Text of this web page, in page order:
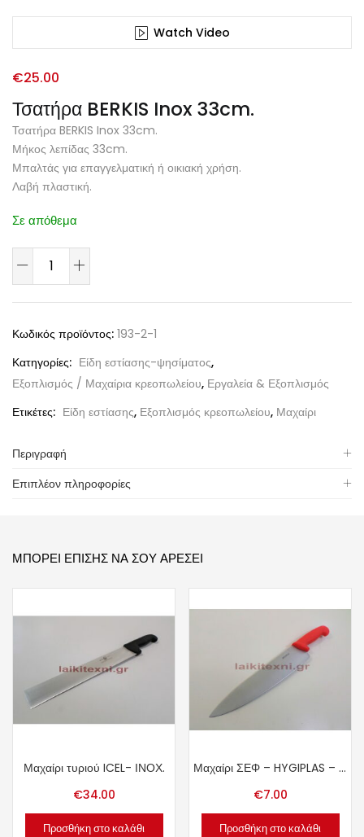
Watch Video
Τσατήρα BERKIS Inox 33cm.
€25.00
Τσατήρα BERKIS Inox 33cm.
Μήκος λεπίδας 33cm.
Μπαλτάς για επαγγελματική ή οικιακή χρήση.
Λαβή πλαστική.
Σε απόθεμα
Κωδικός προϊόντος: 193-2-1
Κατηγορίες: Είδη εστίασης-ψησίματος,
Εξοπλισμός / Μαχαίρια κρεοπωλείου, Εργαλεία & Εξοπλισμός
Ετικέτες: Είδη εστίασης, Εξοπλισμός κρεοπωλείου, Μαχαίρι
Περιγραφή
Επιπλέον πληροφορίες
ΜΠΟΡΕΊ ΕΠΊΣΗΣ ΝΑ ΣΟΥ ΑΡΈΣΕΙ
Μαχαίρι τυριού ICEL- ΙΝΟΧ.
€34.00
Προσθήκη στο καλάθι
Μαχαίρι ΣΕΦ – HYGIPLAS – INOX.
€7.00
Προσθήκη στο καλάθι